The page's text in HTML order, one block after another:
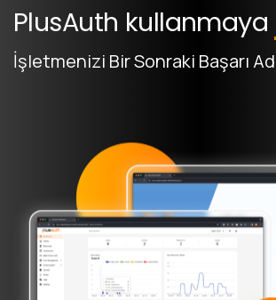
PlusAuth kullanmaya
İşletmenizi Bir Sonraki Başarı